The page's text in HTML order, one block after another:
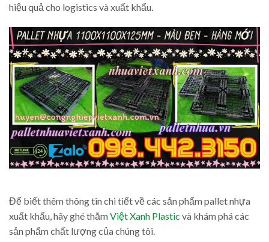
hiệu quả cho logistics và xuất khẩu.
Để biết thêm thông tin chi tiết về các sản phẩm pallet nhựa
xuất khẩu, hãy ghé thămViệt Xanh Plastic và khám phá các
sản phẩm chất lượng của chúng tôi.